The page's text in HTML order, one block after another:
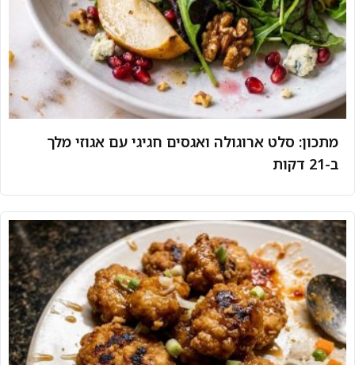
מתכון: סלט ארוגולה ואגסים חגיגי עם אגוזי מלך
ב-21 דקות